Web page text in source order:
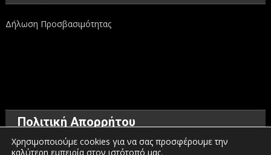
Δήλωση Προσβασιμότητας
Πολιτική Απορρήτου
Χρησιμοποιούμε cookies για να σας προσφέρουμε την
καλύτερη εμπειρία στον ιστότοπό μας.